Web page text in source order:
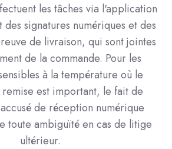
les tâches via l'application
des signatures numériques et des
de livraison, qui sont jointes
de la commande. Pour les
à la température où le
est important, le fait de
de réception numérique
toute ambiguïté en cas de litige
ultérieur.